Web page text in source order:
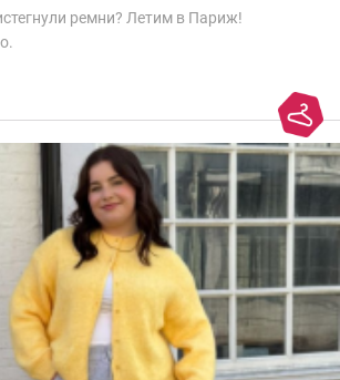
ремни? Летим в Париж!